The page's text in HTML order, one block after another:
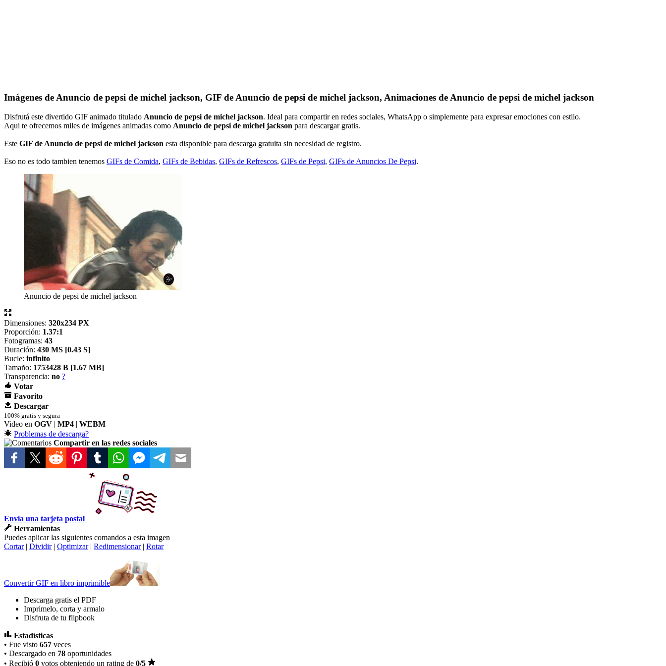
Imágenes de Anuncio de pepsi de michel jackson, GIF de Anuncio de pepsi de michel jackson, Animaciones de Anuncio de pepsi de michel jackson
Disfrutá este divertido GIF animado titulado Anuncio de pepsi de michel jackson. Ideal para compartir en redes sociales, WhatsApp o simplemente para expresar emociones con estilo.
Aqui te ofrecemos miles de imágenes animadas como Anuncio de pepsi de michel jackson para descargar gratis.
Este GIF de Anuncio de pepsi de michel jackson esta disponible para descarga gratuita sin necesidad de registro.
Eso no es todo tambien tenemos GIFs de Comida, GIFs de Bebidas, GIFs de Refrescos, GIFs de Pepsi, GIFs de Anuncios De Pepsi.
Anuncio de pepsi de michel jackson
Dimensiones: 320x234 PX
Proporción: 1.37:1
Fotogramas: 43
Duración: 430 MS [0.43 S]
Bucle: infinito
Tamaño: 1753428 B [1.67 MB]
Transparencia: no ?
Votar
Favorito
Descargar
100% gratis y segura
Video en OGV | MP4 | WEBM
Problemas de descarga?
Compartir en las redes sociales
Envia una tarjeta postal
Herramientas
Puedes aplicar las siguientes comandos a esta imagen
Cortar| Dividir| Optimizar| Redimensionar| Rotar
Convertir GIF en libro imprimible
Descarga gratis el PDF
Imprimelo, corta y armalo
Disfruta de tu flipbook
Estadísticas
• Fue visto 657 veces
• Descargado en 78 oportunidades
• Recibió 0 votos obteniendo un rating de 0/5